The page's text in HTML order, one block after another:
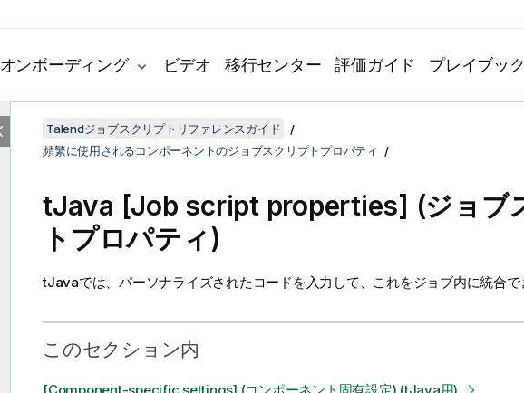
オンボーディング ビデオ 移行センター 評価ガイド プレイブック
Talendジョブスクリプトリファレンスガイド
頻繁に使用されるコンポーネントのジョブスクリプトプロパティ
tJava [Job script properties] (ジョブ
トプロパティ)
tJavaでは、パーソナライズされたコードを入力して、これをジョブ内に統合で
このセクション内